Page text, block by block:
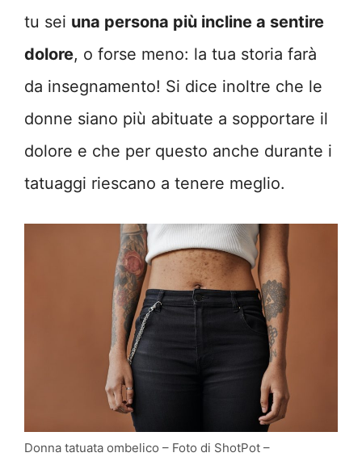
tu sei una persona più incline a sentire
dolore, o forse meno: la tua storia farà
da insegnamento! Si dice inoltre che le
donne siano più abituate a sopportare il
dolore e che per questo anche durante i
tatuaggi riescano a tenere meglio.
Donna tatuata ombelico – Foto di ShotPot –